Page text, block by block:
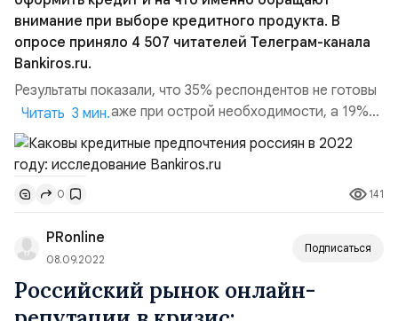
внимание при выборе кредитного продукта. В
опросе приняло 4 507 читателей Телеграм-канала
Bankiros.ru.
Результаты показали, что 35% респондентов не готовы
взять кредит даже при острой необходимости, а 19%
опрошенных признались, что скорее не возьмут кредит,
чем возьмут. Также 17% участников опроса отметили,
что ранее не брали кредиты и не планируют этого
делать, 16% россиян могут взять кредит, если заставит
ситуация, а 13% читателей скорее возьмут кредит...
Читать 3 мин.
0 141
PRonline
08.09.2022
Подписаться
Российский рынок онлайн-